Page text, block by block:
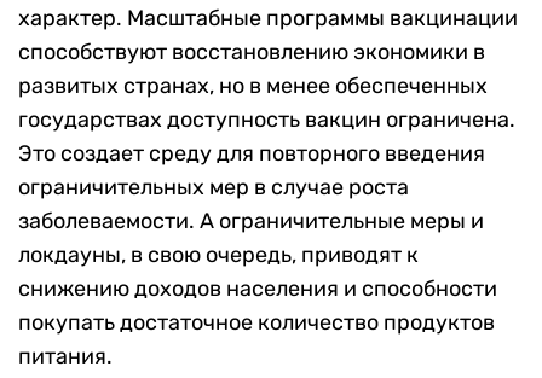
характер. Масштабные программы вакцинации
способствуют восстановлению экономики в
развитых странах, но в менее обеспеченных
государствах доступность вакцин ограничена.
Это создает среду для повторного введения
ограничительных мер в случае роста
заболеваемости. А ограничительные меры и
локдауны, в свою очередь, приводят к
снижению доходов населения и способности
покупать достаточное количество продуктов
питания.